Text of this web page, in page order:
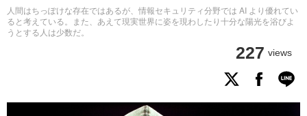
人間はちっぽけな存在ではあるが、情報セキュリティ分野では AI より優れてい
ると考えている。また、あえて現実世界に姿を現わしたり十分な陽光を浴びよ
うとする人は少数だ。
227 views